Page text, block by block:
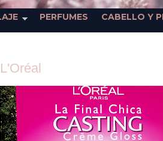
PERFUMES CABELLO Y